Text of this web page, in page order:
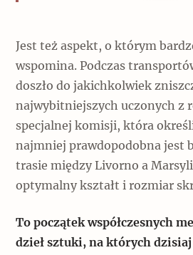
Jest też aspekt, o którym
wspomina. Podczas
doszło do jakichkolwiek
najwybitniejszych uczonych z
specjalnej komisji, która
najmniej prawdopodobna jest
trasie między Livorno a
optymalny kształt i rozmiar
To początek współczesnych
dzieł sztuki, na których